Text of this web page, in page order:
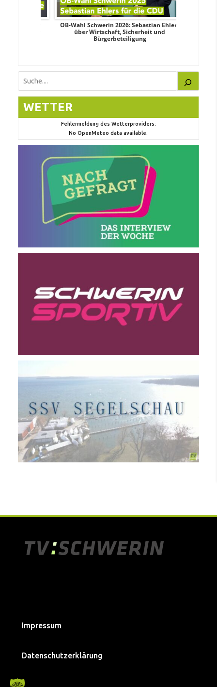
OB-Wahl Schwerin 2026: Sebastian Ehlers
über Wirtschaft, Sicherheit und
Bürgerbeteiligung
Suchen
WETTER
Fehlermeldung des Wetterproviders:
No OpenMeteo data available.
Impressum
Datenschutzerklärung